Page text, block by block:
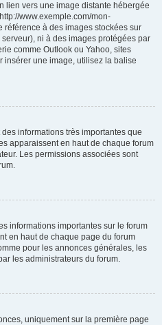
lien vers une image distante hébergée
www.exemple.com/mon-
référence à des images stockées sur
ni à des images protégées par
comme Outlook ou Yahoo, sites
insérer une image, utilisez la balise
informations très importantes que
apparaissent en haut de chaque forum
Les permissions associées sont
informations importantes sur le forum
en haut de chaque page du forum
pour les annonces générales, les
les administrateurs du forum.
uniquement sur la première page